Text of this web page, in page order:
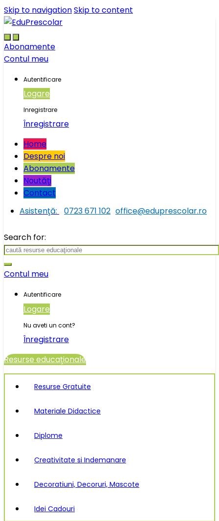
Skip to navigationSkip to content
Abonamente
Contul meu
Autentificare
Logare
Inregistrare
Înregistrare
Home
Despre noi
Abonamente
Noutăţi
Contact
Asistenţă:
0723 671 102 office@eduprescolar.ro
Search for:
Contul meu
Autentificare
Logare
Nu aveti un cont?
Înregistrare
Resurse educaţionale
Resurse Gratuite
Materiale Didactice
Diplome
Creativitate si Indemanare
Decoratiuni, Decoruri, Mascote
Idei Cadouri